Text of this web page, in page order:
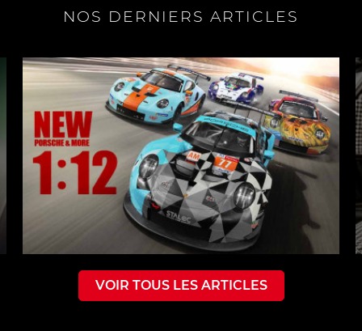
NOS DERNIERS ARTICLES
VOIR TOUS LES ARTICLES